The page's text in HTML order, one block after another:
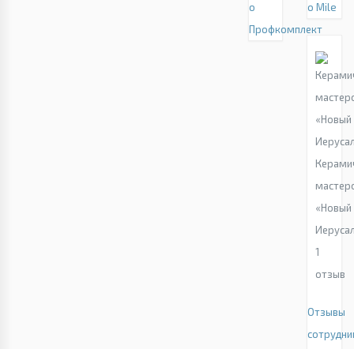
о
Профкомплект
о Mile
«Новый
1
отзыв
Отзывы